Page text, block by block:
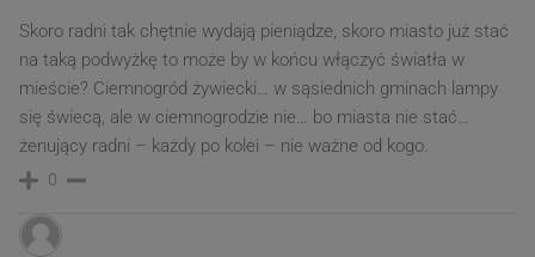
Skoro radni tak chętnie wydają pieniądze, skoro miasto już stać
na taką podwyżkę to może by w końcu włączyć światła w
mieście? Ciemnogród żywiecki… w sąsiednich gminach lampy
się świecą, ale w ciemnogrodzie nie… bo miasta nie stać…
żenujący radni – każdy po kolei – nie ważne od kogo.
0